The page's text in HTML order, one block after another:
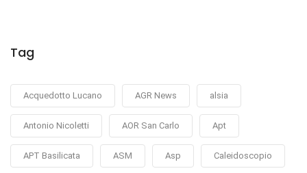
Tag
Acquedotto Lucano AGR News alsia
Antonio Nicoletti AOR San Carlo Apt
APT Basilicata ASM Asp Caleidoscopio